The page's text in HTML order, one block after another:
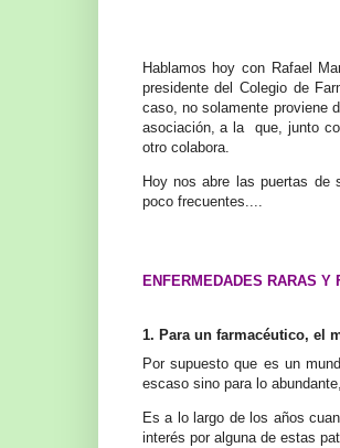
Hablamos hoy con Rafael
presidente del Colegio de
caso, no solamente proviene
asociación, a la que, junto
otro colabora.
Hoy nos abre las puertas de
poco frecuentes....
ENFERMEDADES RARAS Y
1. Para un farmacéutico, el
Por supuesto que es un
escaso sino para lo
Es a lo largo de los años
interés por alguna de estas